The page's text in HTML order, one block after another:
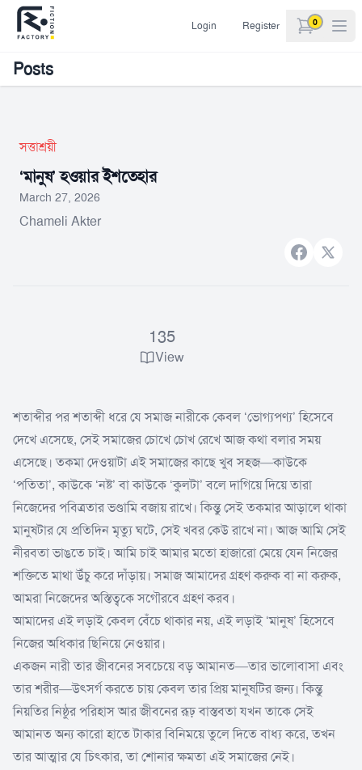
Login Register 0
items in
Posts
সত্তাশ্রয়ী
‘মানুষ’ হওয়ার ইশতেহার
March 27, 2026
Chameli Akter
Facebook
X
135
View
শতাব্দীর পর শতাব্দী ধরে যে সমাজ নারীকে কেবল ‘ভোগ্যপণ্য’ হিসেবে
দেখে এসেছে, সেই সমাজের চোখে চোখ রেখে আজ কথা বলার সময়
এসেছে। তকমা দেওয়াটা এই সমাজের কাছে খুব সহজ—কাউকে
‘পতিতা’, কাউকে ‘নষ্ট’ বা কাউকে ‘কুলটা’ বলে দাগিয়ে দিয়ে তারা
নিজেদের পবিত্রতার ভণ্ডামি বজায় রাখে। কিন্তু সেই তকমার আড়ালে থাকা
মানুষটার যে প্রতিদিন মৃত্যু ঘটে, সেই খবর কেউ রাখে না। আজ আমি সেই
নীরবতা ভাঙতে চাই। আমি চাই আমার মতো হাজারো মেয়ে যেন নিজের
শক্তিতে মাথা উঁচু করে দাঁড়ায়। সমাজ আমাদের গ্রহণ করুক বা না করুক,
আমরা নিজেদের অস্তিত্বকে সগৌরবে গ্রহণ করব।
আমাদের এই লড়াই কেবল বেঁচে থাকার নয়, এই লড়াই ‘মানুষ’ হিসেবে
নিজের অধিকার ছিনিয়ে নেওয়ার।
একজন নারী তার জীবনের সবচেয়ে বড় আমানত—তার ভালোবাসা এবং
তার শরীর—উৎসর্গ করতে চায় কেবল তার প্রিয় মানুষটির জন্য। কিন্তু
নিয়তির নিষ্ঠুর পরিহাস আর জীবনের রূঢ় বাস্তবতা যখন তাকে সেই
আমানত অন্য কারো হাতে টাকার বিনিময়ে তুলে দিতে বাধ্য করে, তখন
তার আত্মার যে চিৎকার, তা শোনার ক্ষমতা এই সমাজের নেই।